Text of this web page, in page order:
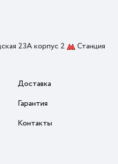
23А корпус 2
Станция
Доставка
Гарантия
Контакты